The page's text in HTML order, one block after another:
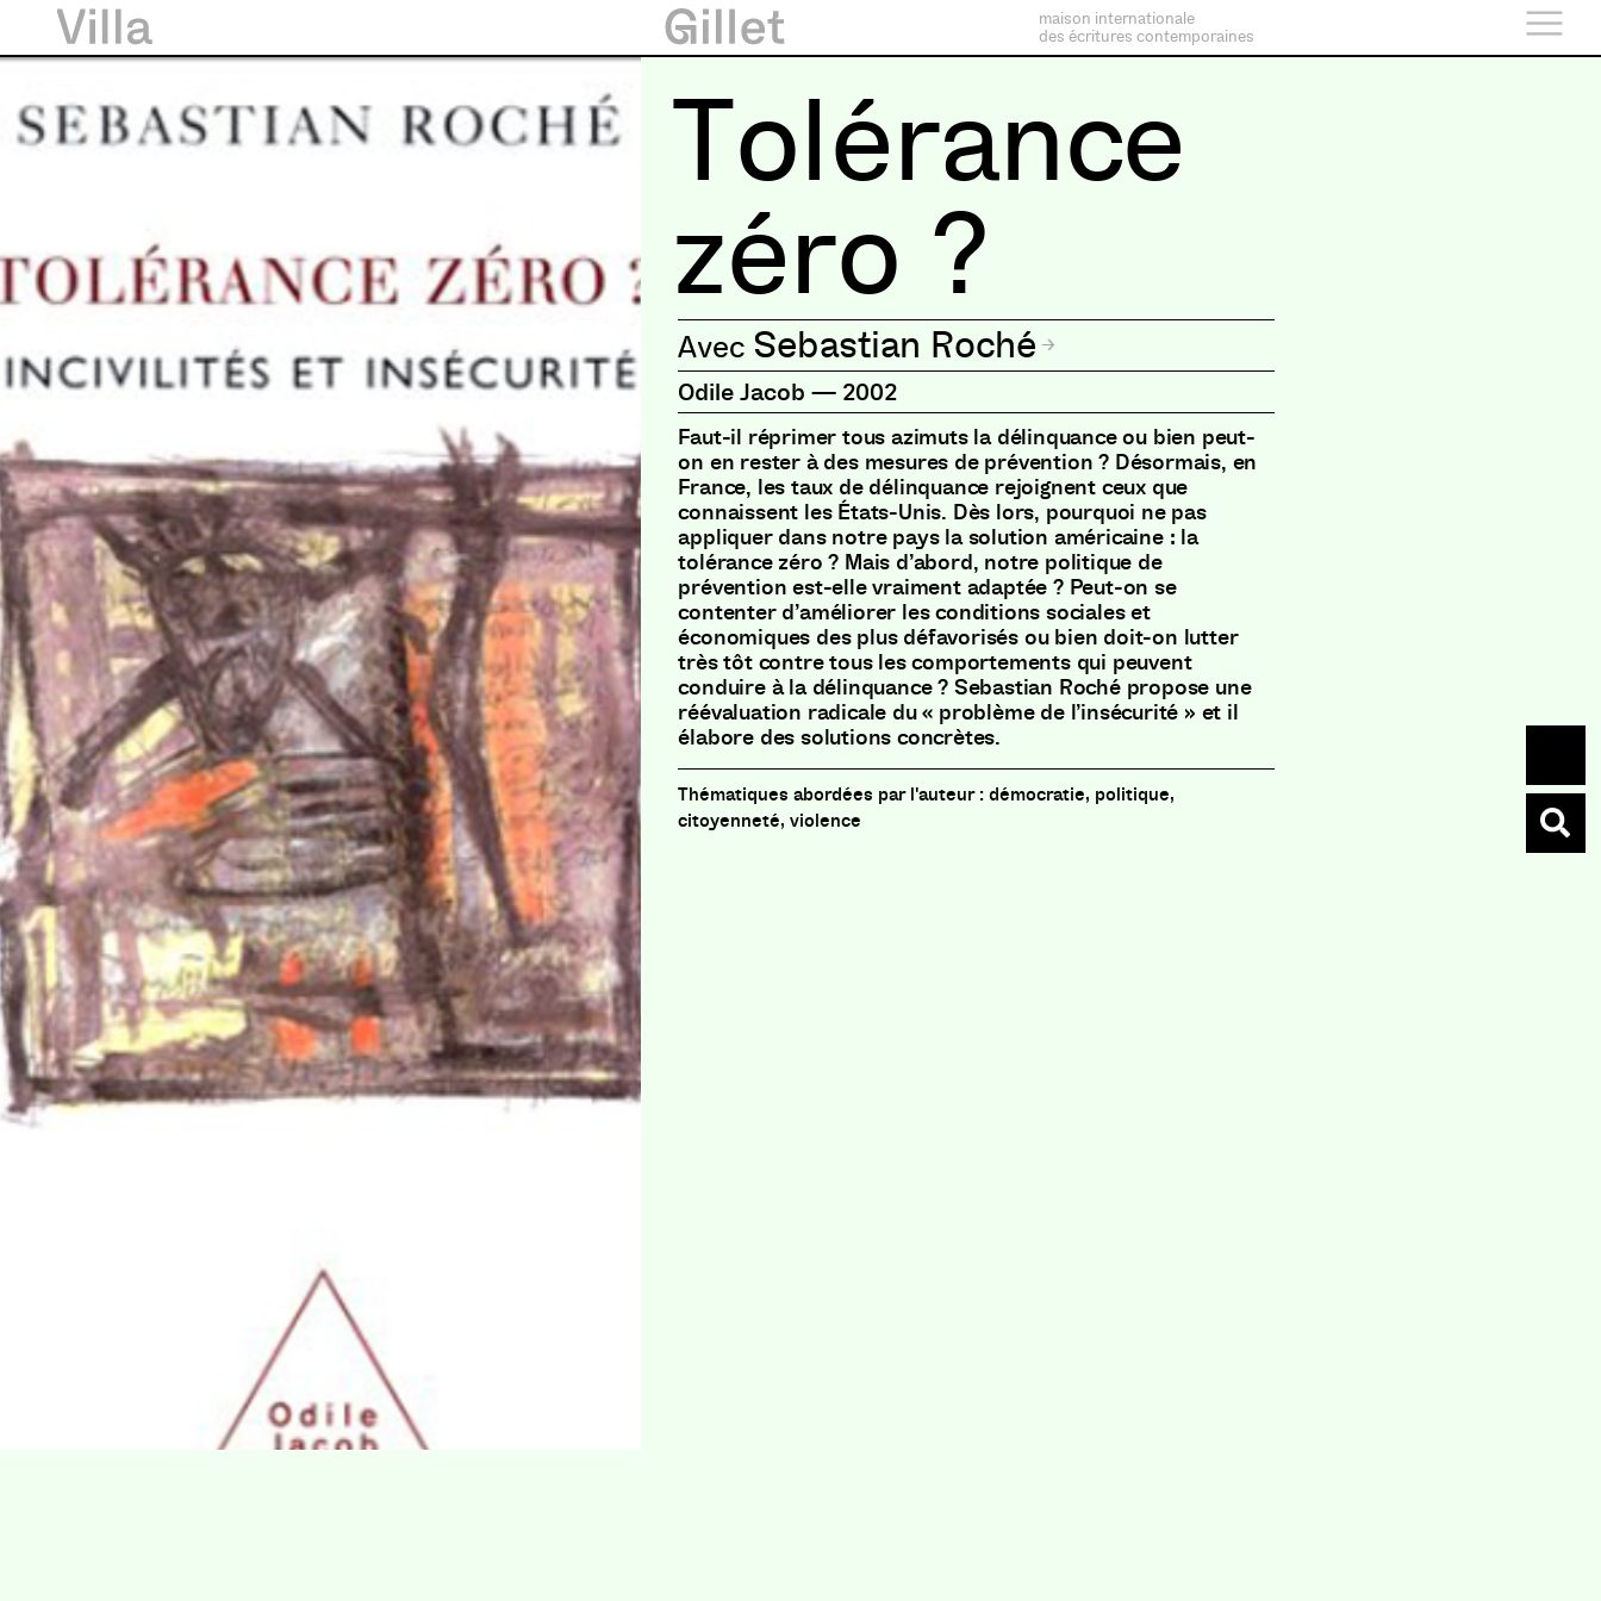
maison internationale
des écritures contemporaines
Tolérance
zéro ?
Sebastian Roché
Odile Jacob — 2002
Faut-il réprimer tous azimuts la délinquance ou bien peut-
on en rester à des mesures de prévention ? Désormais, en
France, les taux de délinquance rejoignent ceux que
connaissent les États-Unis. Dès lors, pourquoi ne pas
appliquer dans notre pays la solution américaine : la
tolérance zéro ? Mais d’abord, notre politique de
prévention est-elle vraiment adaptée ? Peut-on se
contenter d’améliorer les conditions sociales et
économiques des plus défavorisés ou bien doit-on lutter
très tôt contre tous les comportements qui peuvent
conduire à la délinquance ? Sebastian Roché propose une
réévaluation radicale du « problème de l’insécurité » et il
élabore des solutions concrètes.
démocratie, politique,
citoyenneté, violence